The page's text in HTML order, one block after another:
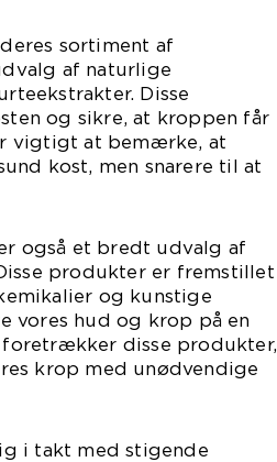
sortiment af
af naturlige
Disse
og sikre, at kroppen får
vigtigt at bemærke, at
kost, men snarere til at
også et bredt udvalg af
produkter er fremstillet
og kunstige
vores hud og krop på en
foretrækker disse produkter,
krop med unødvendige
i takt med stigende